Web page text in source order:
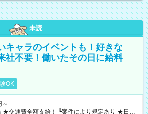
未読
キャラのイベントも！好きな
不要！働いたその日に給料
OK
～